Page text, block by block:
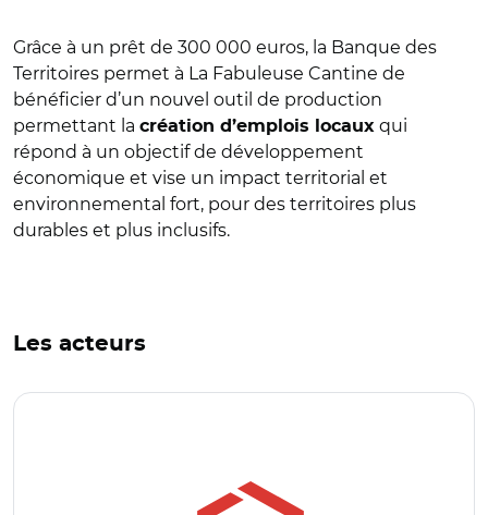
Grâce à un prêt de 300 000 euros, la Banque des
Territoires permet à La Fabuleuse Cantine de
bénéficier d’un nouvel outil de production
permettant la création d’emplois locaux qui
répond à un objectif de développement
économique et vise un impact territorial et
environnemental fort, pour des territoires plus
durables et plus inclusifs.
Les acteurs